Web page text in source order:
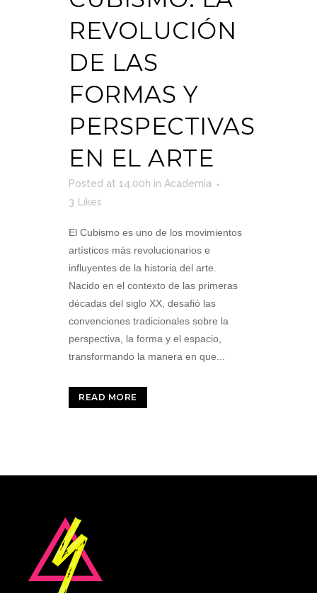
REVOLUCIÓN
DE LAS
FORMAS Y
PERSPECTIVAS
EN EL ARTE
Posted at 14:00h in Academia
3
Likes
El Cubismo es uno de los movimientos
artísticos más revolucionarios e
influyentes de la historia del arte.
Nacido en el contexto de las primeras
décadas del siglo XX, desafió las
convenciones tradicionales sobre la
perspectiva, la forma y el espacio,
transformando la manera en que...
READ MORE